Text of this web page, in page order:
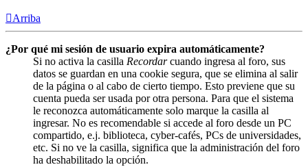
Arriba
¿Por qué mi sesión de usuario expira automáticamente?
Si no activa la casilla Recordarcuando ingresa al foro, sus
datos se guardan en una cookie segura, que se elimina al salir
de la página o al cabo de cierto tiempo. Esto previene que su
cuenta pueda ser usada por otra persona. Para que el sistema
le reconozca automáticamente solo marque la casilla al
ingresar. No es recomendable si accede al foro desde un PC
compartido, e.j. biblioteca, cyber-cafés, PCs de universidades,
etc. Si no ve la casilla, significa que la administración del foro
ha deshabilitado la opción.